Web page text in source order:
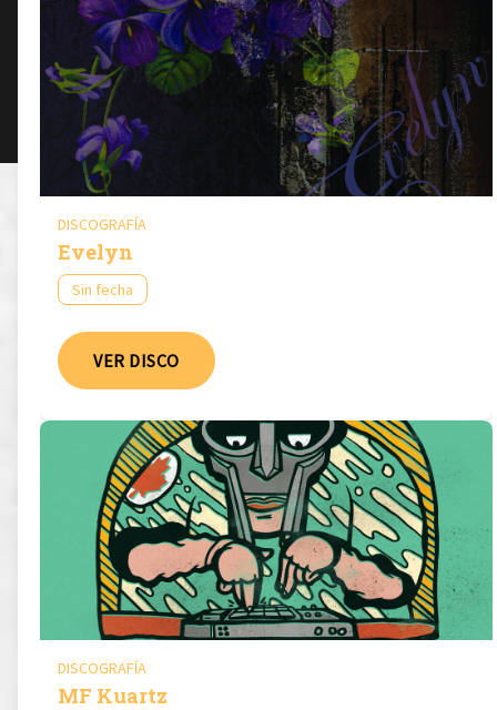
DISCOGRAFÍA
Evelyn
Sin fecha
VER DISCO
DISCOGRAFÍA
MF Kuartz